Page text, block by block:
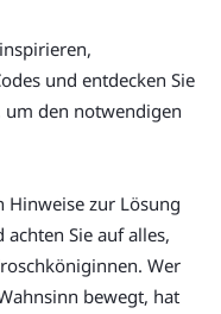
und entdecken Sie
um den notwendigen
Hinweise zur Lösung
Sie auf alles,
Wer
bewegt, hat